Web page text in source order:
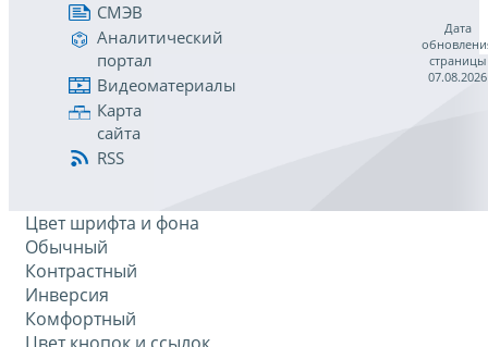
СМЭВ
Аналитический
портал
Видеоматериалы
Карта
сайта
RSS
Дата
страницы
07.08.2026
Цвет шрифта и фона
Обычный
Контрастный
Инверсия
Комфортный